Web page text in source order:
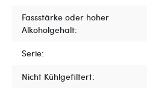
Fassstärke oder hoher
Alkoholgehalt:
Serie:
Nicht Kühlgefiltert: